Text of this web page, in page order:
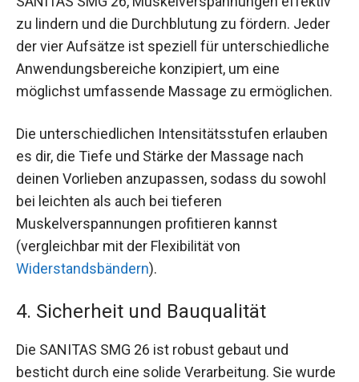
zu lindern und die Durchblutung zu fördern. Jeder
der vier Aufsätze ist speziell für unterschiedliche
Anwendungsbereiche konzipiert, um eine
möglichst umfassende Massage zu ermöglichen.
Die unterschiedlichen Intensitätsstufen erlauben
es dir, die Tiefe und Stärke der Massage nach
deinen Vorlieben anzupassen, sodass du sowohl
bei leichten als auch bei tieferen
Muskelverspannungen profitieren kannst
(vergleichbar mit der Flexibilität von
Widerstandsbändern).
4. Sicherheit und Bauqualität
Die SANITAS SMG 26 ist robust gebaut und
besticht durch eine solide Verarbeitung. Sie wurde